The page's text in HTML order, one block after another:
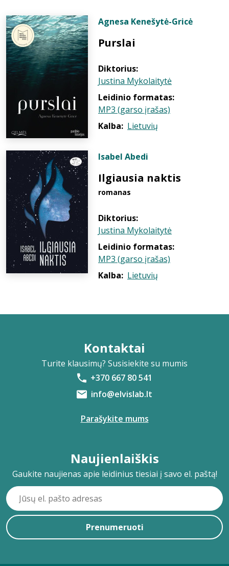
Agnesa Kenešytė-Gricė
Purslai
Diktorius:
Justina Mykolaitytė
Leidinio formatas:
MP3 (garso įrašas)
Kalba: Lietuvių
Isabel Abedi
Ilgiausia naktis
romanas
Diktorius:
Justina Mykolaitytė
Leidinio formatas:
MP3 (garso įrašas)
Kalba: Lietuvių
Kontaktai
Turite klausimų? Susisiekite su mumis
+370 667 80 541
info@elvislab.lt
Parašykite mums
Naujienlaiškis
Gaukite naujienas apie leidinius tiesiai į savo el. paštą!
Prenumeruoti